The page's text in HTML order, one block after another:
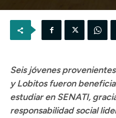
Seis jóvenes
y Lobitos fueron
estudiar en SENATI,
responsabilidad social